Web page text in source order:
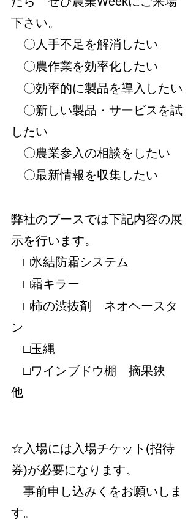
下さい。
〇人手不足を解消したい
〇農作業を効率化したい
〇効率的に製品を導入したい
〇新しい製品・サービスを試
したい
〇農業参入の相談をしたい
〇最新情報を収集したい
弊社のブースでは下記内容の展
示を行います。
□氷結防霜システム
□霜キラー
□柿の渋抜剤　ネオヘースタ
ン
□玉縄
□ワインブドウ棚　摘果鋏
他
☆入場には入場チケット(招待
券)が必要になります。
事前申し込みくをお願いしま
す。